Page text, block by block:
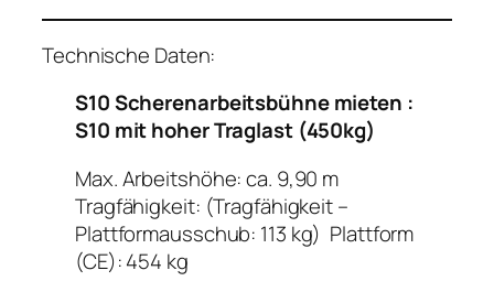
Technische Daten:
S10 Scherenarbeitsbühne mieten :
S10 mit hoher Traglast (450kg)
Max. Arbeitshöhe: ca. 9,90 m
Tragfähigkeit: (Tragfähigkeit –
Plattformausschub: 113 kg) Plattform
(CE): 454 kg